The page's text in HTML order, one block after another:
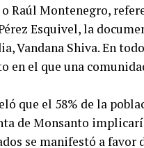
Raúl Montenegro,
Esquivel, la
Vandana Shiva. En
en el que una
que el 58% de la
de Monsanto
se manifestó a favor